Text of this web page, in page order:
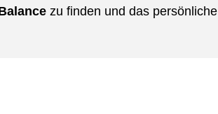
zu finden und das persönliche